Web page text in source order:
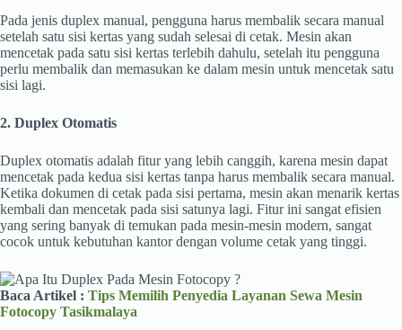
Pada jenis duplex manual, pengguna harus membalik secara manual
setelah satu sisi kertas yang sudah selesai di cetak. Mesin akan
mencetak pada satu sisi kertas terlebih dahulu, setelah itu pengguna
perlu membalik dan memasukan ke dalam mesin untuk mencetak satu
sisi lagi.
2. Duplex Otomatis
Duplex otomatis adalah fitur yang lebih canggih, karena mesin dapat
mencetak pada kedua sisi kertas tanpa harus membalik secara manual.
Ketika dokumen di cetak pada sisi pertama, mesin akan menarik kertas
kembali dan mencetak pada sisi satunya lagi. Fitur ini sangat efisien
yang sering banyak di temukan pada mesin-mesin modern, sangat
cocok untuk kebutuhan kantor dengan volume cetak yang tinggi.
Baca Artikel : Tips Memilih Penyedia Layanan Sewa Mesin
Fotocopy Tasikmalaya